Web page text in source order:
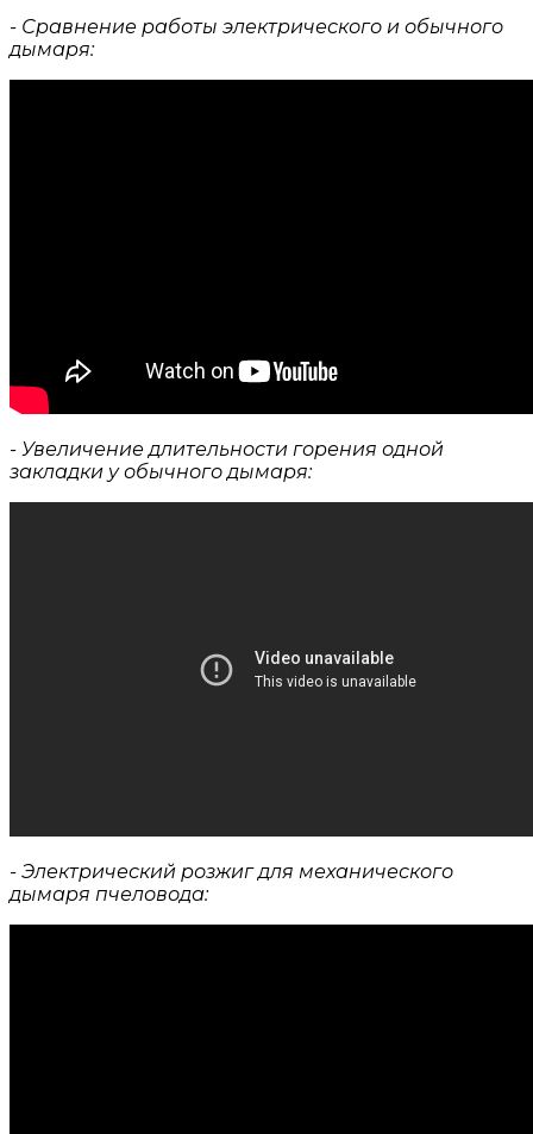
- Сравнение работы электрического и обычного
дымаря:
- Увеличение длительности горения одной
закладки у обычного дымаря:
- Электрический розжиг для механического
дымаря пчеловода: